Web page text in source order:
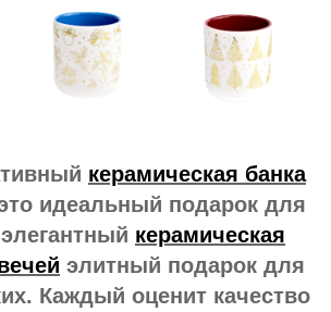
керамическая банка
идеальный подарок для
керамическая
элитный подарок для
Каждый оценит качество